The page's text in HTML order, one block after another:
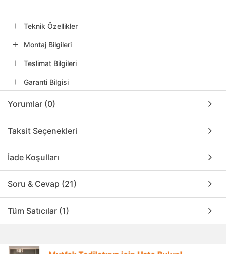
Teknik Özellikler
Montaj Bilgileri
Teslimat Bilgileri
Garanti Bilgisi
Yorumlar (0)
Taksit Seçenekleri
İade Koşulları
Soru & Cevap (21)
Tüm Satıcılar (1)